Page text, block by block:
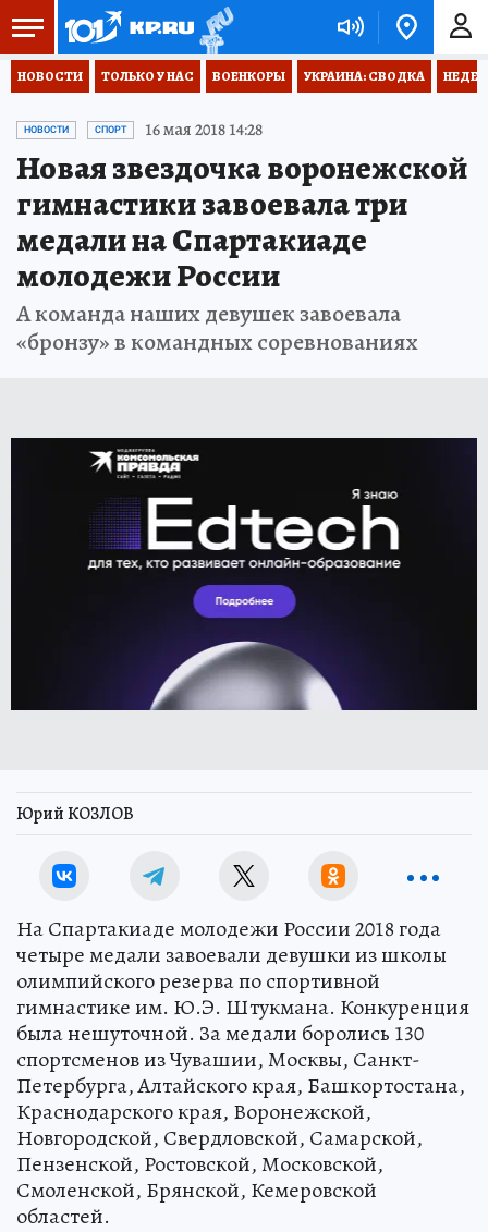
НОВОСТИ ТОЛЬКО У НАС ВОЕНКОРЫ УКРАИНА: СВОДКА
НОВОСТИ СПОРТ 16 мая 2018 14:28
Новая звездочка воронежской
гимнастики завоевала три
медали на Спартакиаде
молодежи России
А команда наших девушек завоевала
«бронзу» в командных соревнованиях
Юрий КОЗЛОВ
На Спартакиаде молодежи России 2018 года
четыре медали завоевали девушки из школы
олимпийского резерва по спортивной
гимнастике им. Ю.Э. Штукмана. Конкуренция
была нешуточной. За медали боролись 130
спортсменов из Чувашии, Москвы, Санкт-
Петербурга, Алтайского края, Башкортостана,
Краснодарского края, Воронежской,
Новгородской, Свердловской, Самарской,
Пензенской, Ростовской, Московской,
Смоленской, Брянской, Кемеровской
областей.